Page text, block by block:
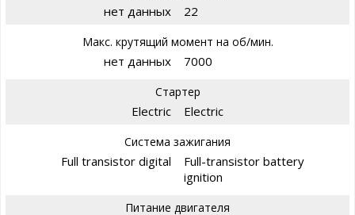
нет данных 22
Макс. крутящий момент на об/мин.
нет данных 7000
Стартер
Electric Electric
Система зажигания
Full transistor digital
Full-transistor battery
ignition
Питание двигателя